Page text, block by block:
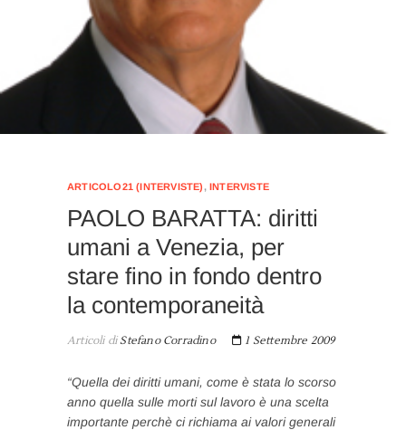
ARTICOLO21 (INTERVISTE) ,INTERVISTE
PAOLO BARATTA: diritti
umani a Venezia, per
stare fino in fondo dentro
la contemporaneità
Articoli diStefano Corradino 1 Settembre 2009
“Quella dei diritti umani, come è stata lo scorso
anno quella sulle morti sul lavoro è una scelta
importante perchè ci richiama ai valori generali